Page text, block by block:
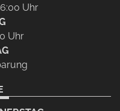
Uhr
Uhr